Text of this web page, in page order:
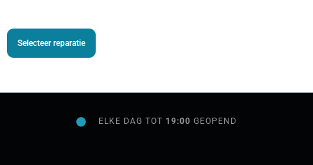
Selecteer reparatie
ELKE DAG TOT 19:00GEOPEND